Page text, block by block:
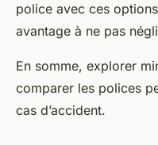
police avec ces
avantage à ne pas
En somme, explorer
comparer les polices
cas d’accident.